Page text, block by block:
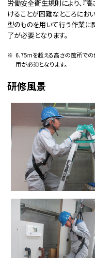
労働安全衛生規則により、『
けることが困難なところにお
型のものを用いて行う作業に
了が必要となります。
※ 6.75mを超える高さの箇所で
用が必須となります。
研修風景